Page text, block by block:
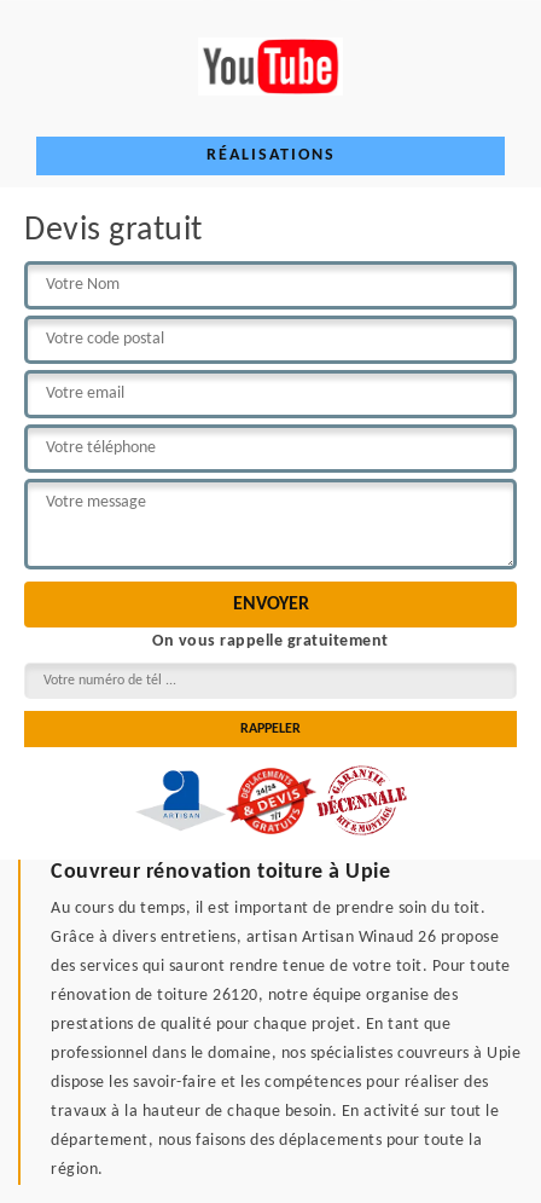
RÉALISATIONS
Devis gratuit
On vous rappelle gratuitement
Couvreur rénovation toiture à Upie
Au cours du temps, il est important de prendre soin du toit.
Grâce à divers entretiens, artisan Artisan Winaud 26 propose
des services qui sauront rendre tenue de votre toit. Pour toute
rénovation de toiture 26120, notre équipe organise des
prestations de qualité pour chaque projet. En tant que
professionnel dans le domaine, nos spécialistes couvreurs à Upie
dispose les savoir-faire et les compétences pour réaliser des
travaux à la hauteur de chaque besoin. En activité sur tout le
département, nous faisons des déplacements pour toute la
région.